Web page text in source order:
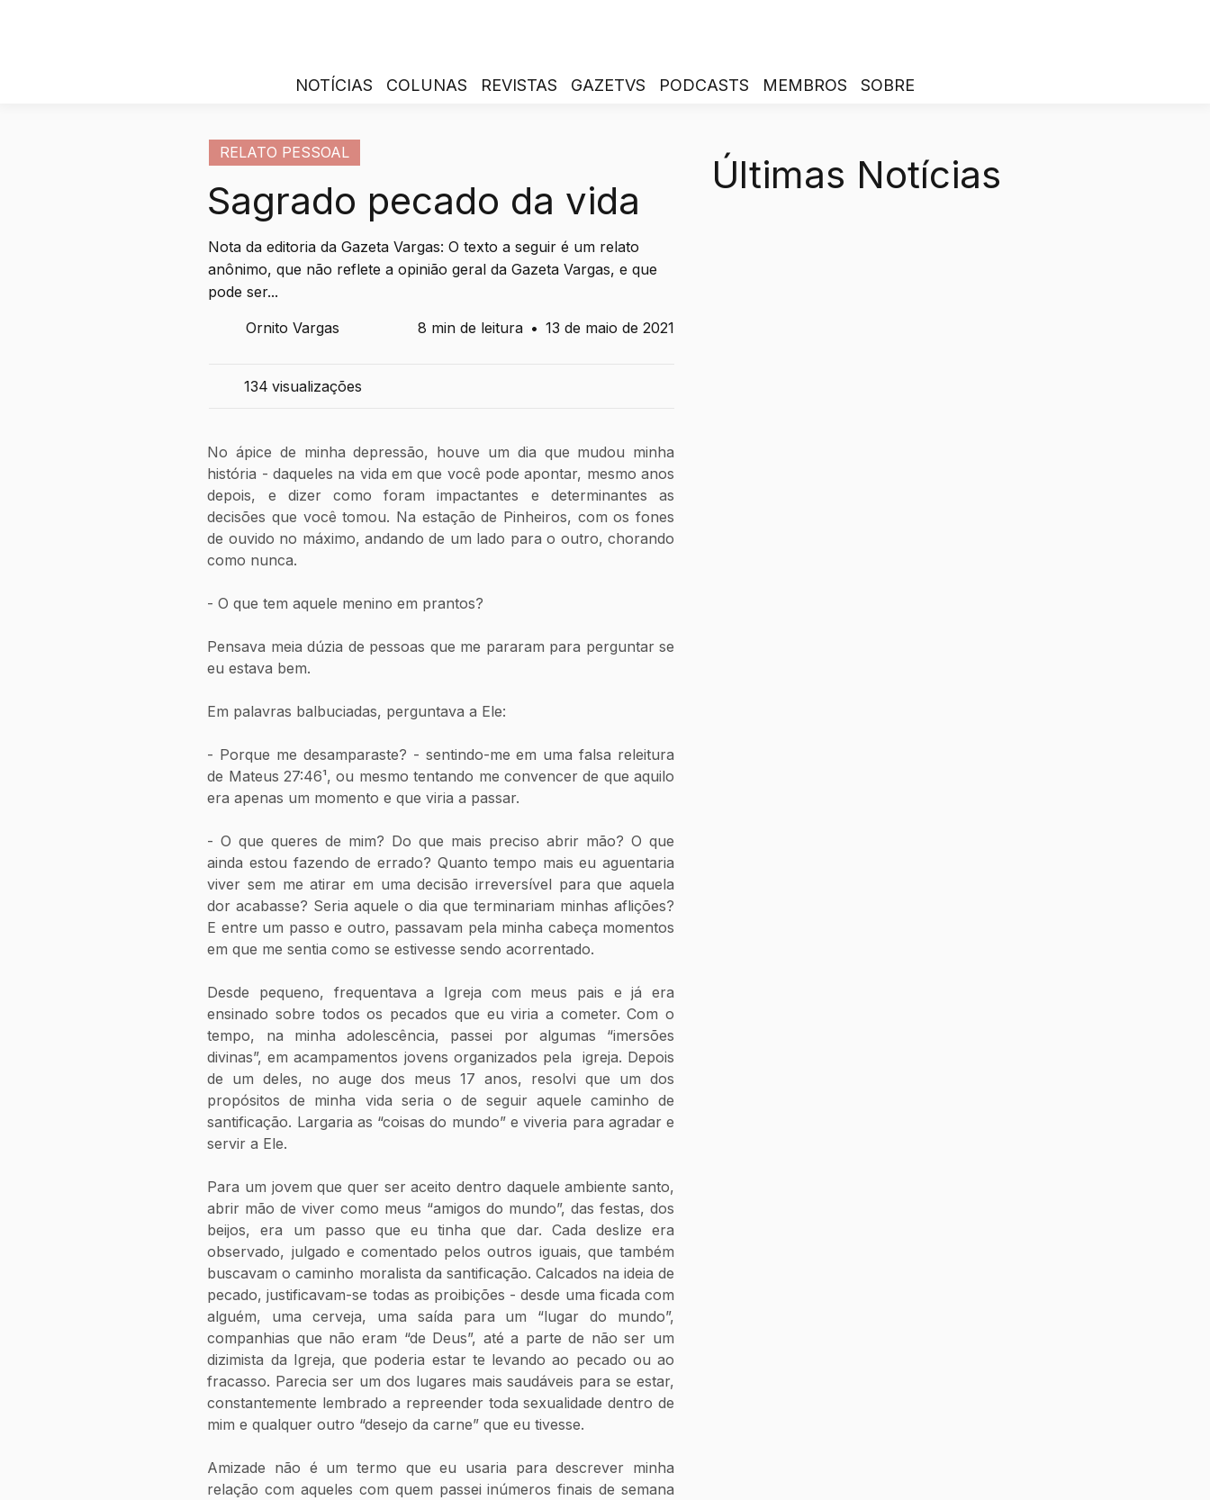
NOTÍCIAS COLUNAS REVISTAS GAZETVS PODCASTS MEMBROS SOBRE
RELATO PESSOAL
Sagrado pecado da vida
Nota da editoria da Gazeta Vargas: O texto a seguir é um relato
anônimo, que não reflete a opinião geral da Gazeta Vargas, e que
pode ser...
Ornito Vargas
8 min de leitura • 13 de maio de 2021
134 visualizações
No ápice de minha depressão, houve um dia que mudou minha
história - daqueles na vida em que você pode apontar, mesmo anos
depois, e dizer como foram impactantes e determinantes as
decisões que você tomou. Na estação de Pinheiros, com os fones
de ouvido no máximo, andando de um lado para o outro, chorando
como nunca.
- O que tem aquele menino em prantos?
Pensava meia dúzia de pessoas que me pararam para perguntar se
eu estava bem.
Em palavras balbuciadas, perguntava a Ele:
- Porque me desamparaste? - sentindo-me em uma falsa releitura
de Mateus 27:46¹, ou mesmo tentando me convencer de que aquilo
era apenas um momento e que viria a passar.
- O que queres de mim? Do que mais preciso abrir mão? O que
ainda estou fazendo de errado? Quanto tempo mais eu aguentaria
viver sem me atirar em uma decisão irreversível para que aquela
dor acabasse? Seria aquele o dia que terminariam minhas aflições?
E entre um passo e outro, passavam pela minha cabeça momentos
em que me sentia como se estivesse sendo acorrentado.
Desde pequeno, frequentava a Igreja com meus pais e já era
ensinado sobre todos os pecados que eu viria a cometer. Com o
tempo, na minha adolescência, passei por algumas “imersões
divinas”, em acampamentos jovens organizados pela  igreja. Depois
de um deles, no auge dos meus 17 anos, resolvi que um dos
propósitos de minha vida seria o de seguir aquele caminho de
santificação. Largaria as “coisas do mundo” e viveria para agradar e
servir a Ele.
Para um jovem que quer ser aceito dentro daquele ambiente santo,
abrir mão de viver como meus “amigos do mundo”, das festas, dos
beijos, era um passo que eu tinha que dar. Cada deslize era
observado, julgado e comentado pelos outros iguais, que também
buscavam o caminho moralista da santificação. Calcados na ideia de
pecado, justificavam-se todas as proibições - desde uma ficada com
alguém, uma cerveja, uma saída para um “lugar do mundo”,
companhias que não eram “de Deus”, até a parte de não ser um
dizimista da Igreja, que poderia estar te levando ao pecado ou ao
fracasso. Parecia ser um dos lugares mais saudáveis para se estar,
constantemente lembrado a repreender toda sexualidade dentro de
mim e qualquer outro “desejo da carne” que eu tivesse.
Amizade não é um termo que eu usaria para descrever minha
relação com aqueles com quem passei inúmeros finais de semana
Últimas Notícias